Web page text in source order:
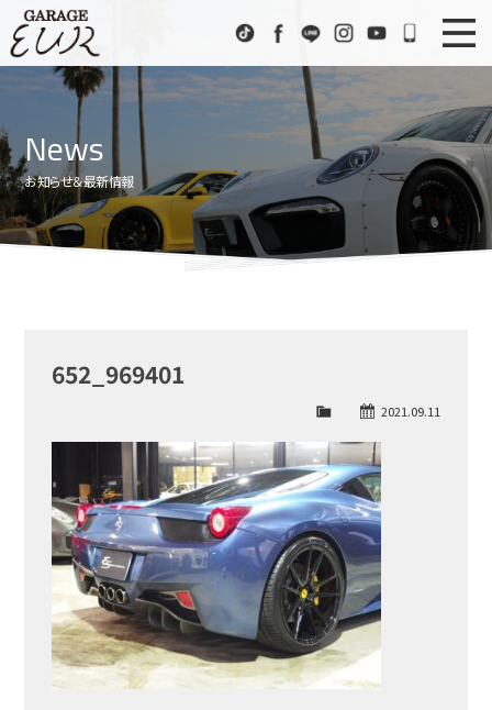
TikTokFacebook
LINE InstagramYoutube072-
ニュース
Stock List
在庫車情報
EUR Sports
EURスポーツ
アクセス
News
お知らせ＆最新情報
652_969401
2021.09.11